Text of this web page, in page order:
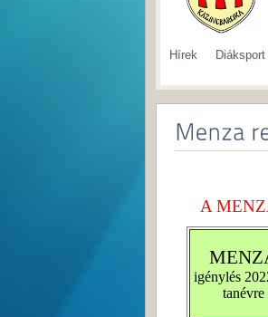
Hírek Diáksport
A
igénylés
tanévre